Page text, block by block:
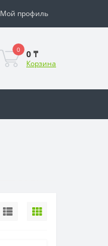
Мой профиль
0 0 ₸
Корзина